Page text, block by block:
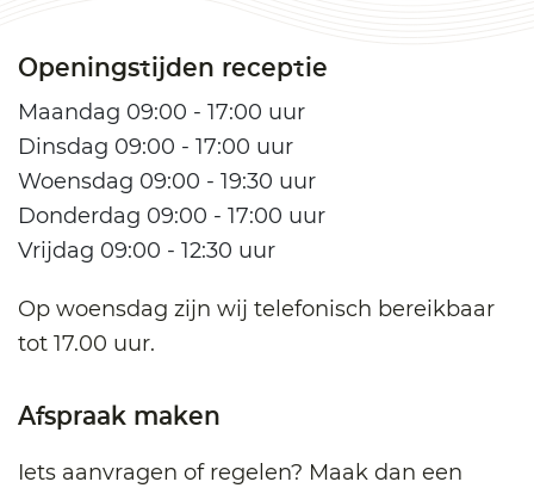
Openingstijden receptie
Maandag 09:00 - 17:00 uur
Dinsdag 09:00 - 17:00 uur
Woensdag 09:00 - 19:30 uur
Donderdag 09:00 - 17:00 uur
Vrijdag 09:00 - 12:30 uur
Op woensdag zijn wij telefonisch bereikbaar
tot 17.00 uur.
Afspraak maken
Iets aanvragen of regelen? Maak dan een